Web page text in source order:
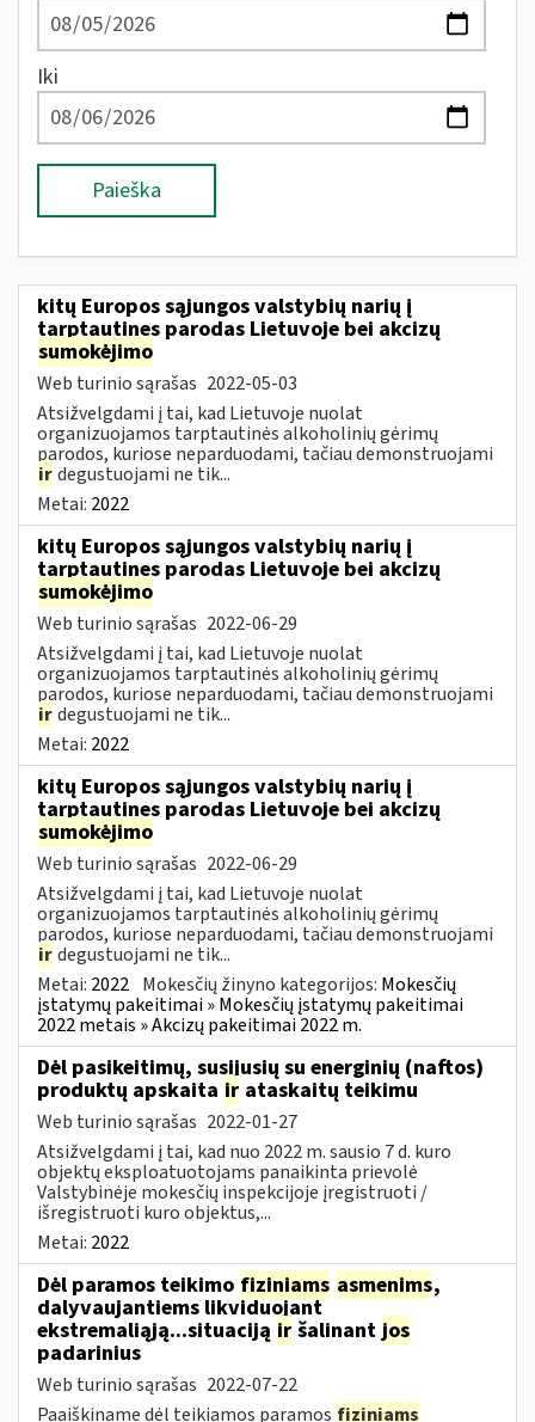
Iki
Paieška
kitų Europos sąjungos valstybių narių į
tarptautines parodas Lietuvoje bei akcizų
sumokėjimo
Web turinio sąrašas 2022-05-03
Atsižvelgdami į tai, kad Lietuvoje nuolat
organizuojamos tarptautinės alkoholinių gėrimų
parodos, kuriose neparduodami, tačiau demonstruojami
irdegustuojami ne tik...
Metai: 2022
kitų Europos sąjungos valstybių narių į
tarptautines parodas Lietuvoje bei akcizų
sumokėjimo
Web turinio sąrašas 2022-06-29
Atsižvelgdami į tai, kad Lietuvoje nuolat
organizuojamos tarptautinės alkoholinių gėrimų
parodos, kuriose neparduodami, tačiau demonstruojami
irdegustuojami ne tik...
Metai: 2022
kitų Europos sąjungos valstybių narių į
tarptautines parodas Lietuvoje bei akcizų
sumokėjimo
Web turinio sąrašas 2022-06-29
Atsižvelgdami į tai, kad Lietuvoje nuolat
organizuojamos tarptautinės alkoholinių gėrimų
parodos, kuriose neparduodami, tačiau demonstruojami
irdegustuojami ne tik...
Metai: 2022 Mokesčių žinyno kategorijos: Mokesčių
įstatymų pakeitimai » Mokesčių įstatymų pakeitimai
2022 metais » Akcizų pakeitimai 2022 m.
Dėl pasikeitimų, susijusių su energinių (naftos)
produktų apskaita ir ataskaitų teikimu
Web turinio sąrašas 2022-01-27
Atsižvelgdami į tai, kad nuo 2022 m. sausio 7 d. kuro
objektų eksploatuotojams panaikinta prievolė
Valstybinėje mokesčių inspekcijoje įregistruoti /
išregistruoti kuro objektus,...
Metai: 2022
Dėl paramos teikimo fiziniams asmenims,
dalyvaujantiems likviduojant
ekstremaliąją...situaciją ir šalinant jos
padarinius
Web turinio sąrašas 2022-07-22
Paaiškiname dėl teikiamos paramos fiziniams